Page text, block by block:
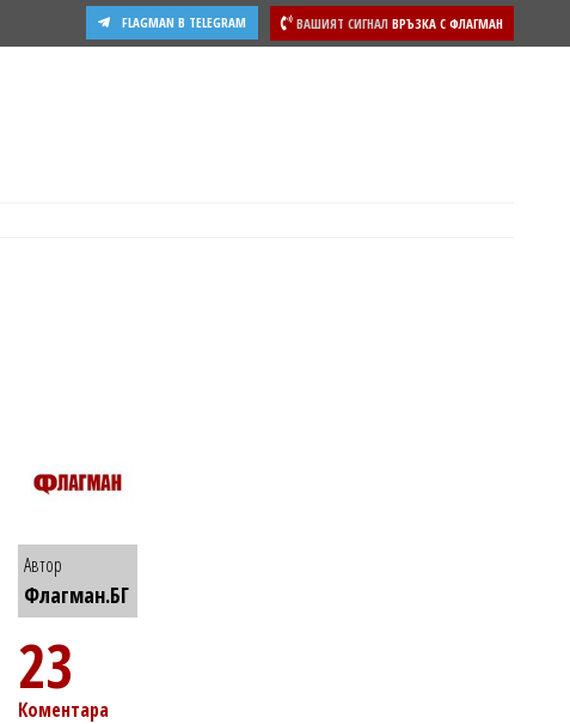
ВАШИЯТ СИГНАЛ ВРЪЗКА С ФЛАГМАН
FLAGMAN В TELEGRAM
Автор
Флагман.БГ
23
Коментара